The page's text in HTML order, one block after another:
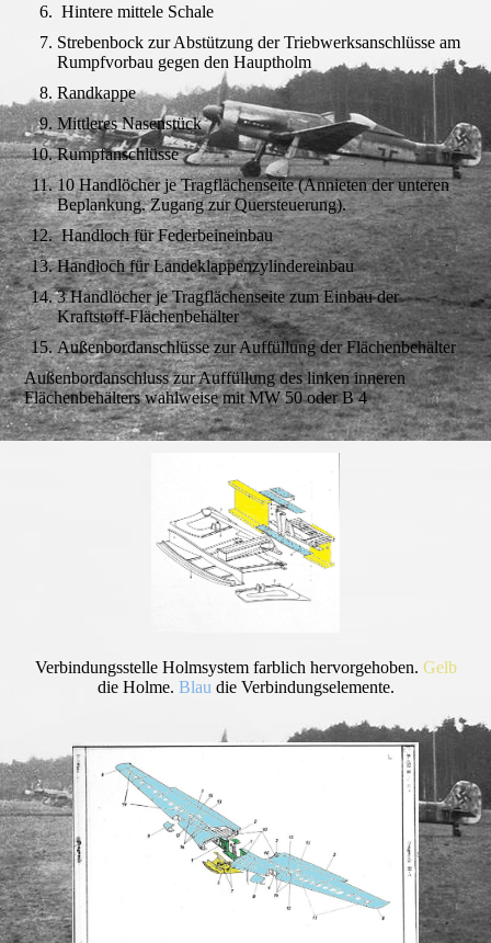
Hintere mittele Schale
Strebenbock zur Abstützung der Triebwerksanschlüsse am
Rumpfvorbau gegen den Hauptholm
Randkappe
Mittleres Nasenstück
Rumpfanschlüsse
10 Handlöcher je Tragflächenseite (Annieten der unteren
Beplankung. Zugang zur Quersteuerung).
Handloch für Federbeineinbau
Handloch für Landeklappenzylindereinbau
3 Handlöcher je Tragflächenseite zum Einbau der
Kraftstoff-Flächenbehälter
Außenbordanschlüsse zur Auffüllung der Flächenbehälter
Außenbordanschluss zur Auffüllung des linken inneren
Flächenbehälters wahlweise mit MW 50 oder B 4
Verbindungsstelle Holmsystem farblich hervorgehoben. Gelb
die Holme. Blau die Verbindungselemente.